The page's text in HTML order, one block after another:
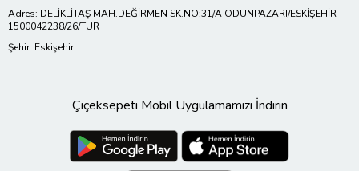
Adres: DELİKLİTAŞ MAH.DEĞİRMEN SK.NO:31/A ODUNPAZARI/ESKİŞEHİR
1500042238/26/TUR
Şehir: Eskişehir
Çiçeksepeti Mobil Uygulamamızı İndirin